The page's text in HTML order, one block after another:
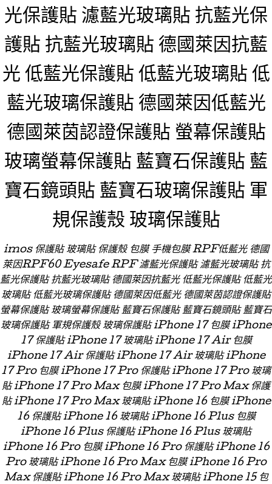
光保護貼 濾藍光玻璃貼 抗藍光保
護貼 抗藍光玻璃貼 德國萊因抗藍
光 低藍光保護貼 低藍光玻璃貼 低
藍光玻璃保護貼 德國萊因低藍光
德國萊茵認證保護貼 螢幕保護貼
玻璃螢幕保護貼 藍寶石保護貼 藍
寶石鏡頭貼 藍寶石玻璃保護貼 軍
規保護殼 玻璃保護貼
imos 保護貼 玻璃貼 保護殼 包膜 手機包膜 RPF低藍光 德國
萊因RPF60 Eyesafe RPF 濾藍光保護貼 濾藍光玻璃貼 抗
藍光保護貼 抗藍光玻璃貼 德國萊因抗藍光 低藍光保護貼 低藍光
玻璃貼 低藍光玻璃保護貼 德國萊因低藍光 德國萊茵認證保護貼
螢幕保護貼 玻璃螢幕保護貼 藍寶石保護貼 藍寶石鏡頭貼 藍寶石
玻璃保護貼 軍規保護殼 玻璃保護貼 iPhone 17 包膜 iPhone
17 保護貼 iPhone 17 玻璃貼 iPhone 17 Air 包膜
iPhone 17 Air 保護貼 iPhone 17 Air 玻璃貼 iPhone
17 Pro 包膜 iPhone 17 Pro 保護貼 iPhone 17 Pro 玻璃
貼 iPhone 17 Pro Max 包膜 iPhone 17 Pro Max 保護
貼 iPhone 17 Pro Max 玻璃貼 iPhone 16 包膜 iPhone
16 保護貼 iPhone 16 玻璃貼 iPhone 16 Plus 包膜
iPhone 16 Plus 保護貼 iPhone 16 Plus 玻璃貼
iPhone 16 Pro 包膜 iPhone 16 Pro 保護貼 iPhone 16
Pro 玻璃貼 iPhone 16 Pro Max 包膜 iPhone 16 Pro
Max 保護貼 iPhone 16 Pro Max 玻璃貼 iPhone 15 包